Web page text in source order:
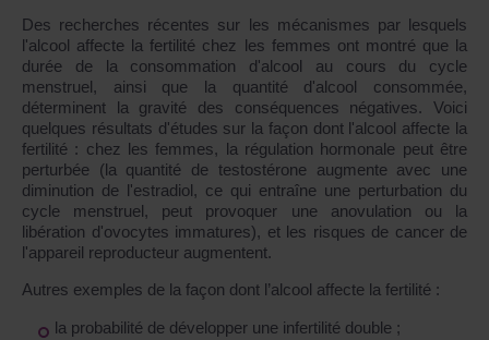
Des recherches récentes sur les mécanismes par lesquels
l'alcool affecte la fertilité chez les femmes ont montré que la
durée de la consommation d'alcool au cours du cycle
menstruel, ainsi que la quantité d'alcool consommée,
déterminent la gravité des conséquences négatives. Voici
quelques résultats d'études sur la façon dont l'alcool affecte la
fertilité : chez les femmes, la régulation hormonale peut être
perturbée (la quantité de testostérone augmente avec une
diminution de l'estradiol, ce qui entraîne une perturbation du
cycle menstruel, peut provoquer une anovulation ou la
libération d'ovocytes immatures), et les risques de cancer de
l'appareil reproducteur augmentent.
Autres exemples de la façon dont l’alcool affecte la fertilité :
la probabilité de développer une infertilité double ;